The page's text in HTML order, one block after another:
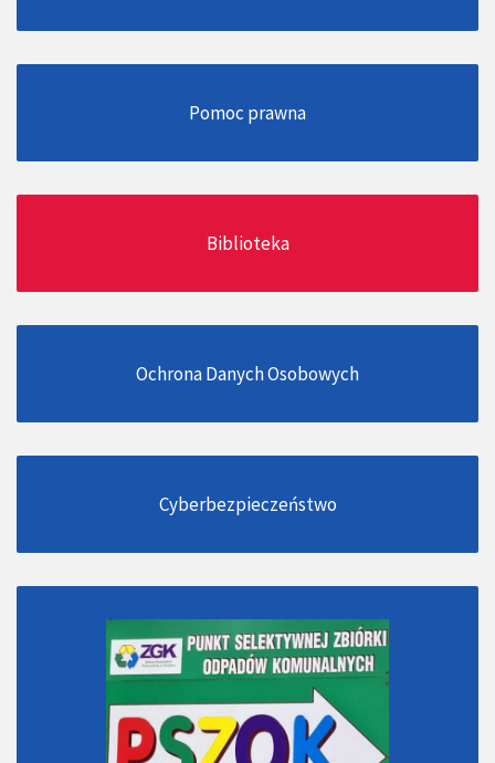
Pomoc prawna
Biblioteka
Ochrona Danych Osobowych
Cyberbezpieczeństwo